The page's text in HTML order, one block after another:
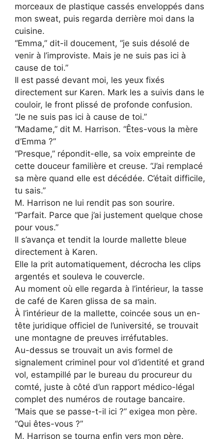
morceaux de plastique cassés enveloppés dans
mon sweat, puis regarda derrière moi dans la
cuisine.
“Emma,” dit-il doucement, “je suis désolé de
venir à l’improviste. Mais je ne suis pas ici à
cause de toi.”
Il est passé devant moi, les yeux fixés
directement sur Karen. Mark les a suivis dans le
couloir, le front plissé de profonde confusion.
“Je ne suis pas ici à cause de toi.”
“Madame,” dit M. Harrison. “Êtes-vous la mère
d’Emma ?”
“Presque,” répondit-elle, sa voix empreinte de
cette douceur familière et creuse. “J’ai remplacé
sa mère quand elle est décédée. C’était difficile,
tu sais.”
M. Harrison ne lui rendit pas son sourire.
“Parfait. Parce que j’ai justement quelque chose
pour vous.”
Il s’avança et tendit la lourde mallette bleue
directement à Karen.
Elle la prit automatiquement, décrocha les clips
argentés et souleva le couvercle.
Au moment où elle regarda à l’intérieur, la tasse
de café de Karen glissa de sa main.
À l’intérieur de la mallette, coincée sous un en-
tête juridique officiel de l’université, se trouvait
une montagne de preuves irréfutables.
Au-dessus se trouvait un avis formel de
signalement criminel pour vol d’identité et grand
vol, estampillé par le bureau du procureur du
comté, juste à côté d’un rapport médico-légal
complet des numéros de routage bancaire.
“Mais que se passe-t-il ici ?” exigea mon père.
“Qui êtes-vous ?”
M. Harrison se tourna enfin vers mon père.